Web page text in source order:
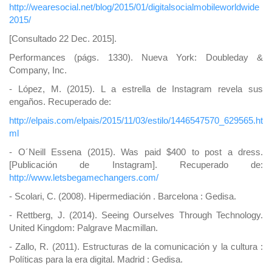
http://wearesocial.net/blog/2015/01/digitalsocialmobileworldwide
2015/
[Consultado 22 Dec. 2015].
Performances (págs. 1330). Nueva York: Doubleday &
Company, Inc.
- López, M. (2015). L a estrella de Instagram revela sus
engaños. Recuperado de:
http://elpais.com/elpais/2015/11/03/estilo/1446547570_629565.ht
ml
- O´Neill Essena (2015). Was paid $400 to post a dress.
[Publicación de Instagram]. Recuperado de:
http://www.letsbegamechangers.com/
- Scolari, C. (2008). Hipermediación . Barcelona : Gedisa.
- Rettberg, J. (2014). Seeing Ourselves Through Technology.
United Kingdom: Palgrave Macmillan.
- Zallo, R. (2011). Estructuras de la comunicación y la cultura :
Políticas para la era digital. Madrid : Gedisa.